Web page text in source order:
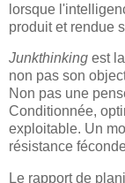
lorsque
produit et rendue
Junkthinking est
non pas son
Non pas une
Conditionnée,
exploitable. Un
résistance
Le rapport de